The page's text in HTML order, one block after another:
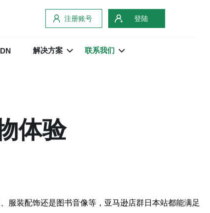
注册账号 登陆
解决方案 联系我们
体验
服装配饰还是图书音像等，亚马逊店群日本站都能满足